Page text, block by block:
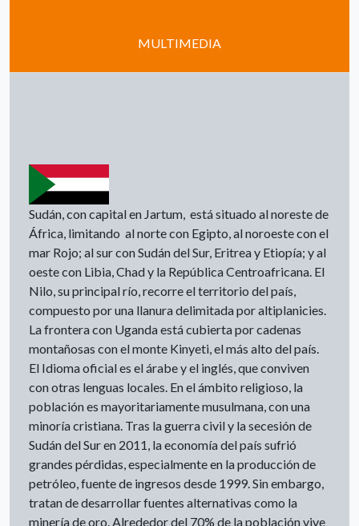
MULTIMEDIA
Sudán, con capital en Jartum, está situado al noreste de
África, limitando al norte con Egipto, al noroeste con el
mar Rojo; al sur con Sudán del Sur, Eritrea y Etiopía; y al
oeste con Libia, Chad y la República Centroafricana. El
Nilo, su principal río, recorre el territorio del país,
compuesto por una llanura delimitada por altiplanicies.
La frontera con Uganda está cubierta por cadenas
montañosas con el monte Kinyeti, el más alto del país.
El Idioma oficial es el árabe y el inglés, que conviven
con otras lenguas locales. En el ámbito religioso, la
población es mayoritariamente musulmana, con una
minoría cristiana. Tras la guerra civil y la secesión de
Sudán del Sur en 2011, la economía del país sufrió
grandes pérdidas, especialmente en la producción de
petróleo, fuente de ingresos desde 1999. Sin embargo,
tratan de desarrollar fuentes alternativas como la
minería de oro. Alrededor del 70% de la población vive